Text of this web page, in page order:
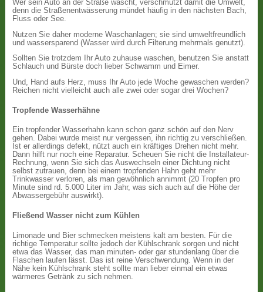
Wer sein Auto an der Straße wäscht, verschmutzt damit die Umwelt,
denn die Straßenentwässerung mündet häufig in den nächsten Bach,
Fluss oder See.
Nutzen Sie daher moderne Waschanlagen; sie sind umweltfreundlich
und wassersparend (Wasser wird durch Filterung mehrmals genutzt).
Sollten Sie trotzdem Ihr Auto zuhause waschen, benutzen Sie anstatt
Schlauch und Bürste doch lieber Schwamm und Eimer.
Und, Hand aufs Herz, muss Ihr Auto jede Woche gewaschen werden?
Reichen nicht vielleicht auch alle zwei oder sogar drei Wochen?
Tropfende Wasserhähne
Ein tropfender Wasserhahn kann schon ganz schön auf den Nerv
gehen. Dabei wurde meist nur vergessen, ihn richtig zu verschließen.
Ist er allerdings defekt, nützt auch ein kräftiges Drehen nicht mehr.
Dann hilft nur noch eine Reparatur. Scheuen Sie nicht die Installateur-
Rechnung, wenn Sie sich das Auswechseln einer Dichtung nicht
selbst zutrauen, denn bei einem tropfenden Hahn geht mehr
Trinkwasser verloren, als man gewöhnlich annimmt (20 Tropfen pro
Minute sind rd. 5.000 Liter im Jahr, was sich auch auf die Höhe der
Abwassergebühr auswirkt).
Fließend Wasser nicht zum Kühlen
Limonade und Bier schmecken meistens kalt am besten. Für die
richtige Temperatur sollte jedoch der Kühlschrank sorgen und nicht
etwa das Wasser, das man minuten- oder gar stundenlang über die
Flaschen laufen lässt. Das ist reine Verschwendung. Wenn in der
Nähe kein Kühlschrank steht sollte man lieber einmal ein etwas
wärmeres Getränk zu sich nehmen.